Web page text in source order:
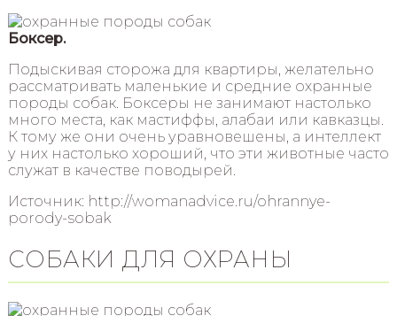
Боксер.
Подыскивая сторожа для квартиры, желательно
рассматривать маленькие и средние охранные
породы собак. Боксеры не занимают настолько
много места, как мастиффы, алабаи или кавказцы.
К тому же они очень уравновешены, а интеллект
у них настолько хороший, что эти животные часто
служат в качестве поводырей.
Источник: http://womanadvice.ru/ohrannye-
porody-sobak
СОБАКИ ДЛЯ ОХРАНЫ